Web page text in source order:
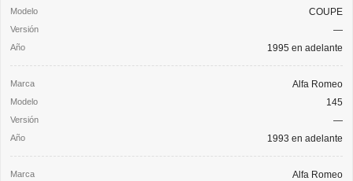
COUPE
—
1995 en adelante
Alfa Romeo
145
—
1993 en adelante
Alfa Romeo